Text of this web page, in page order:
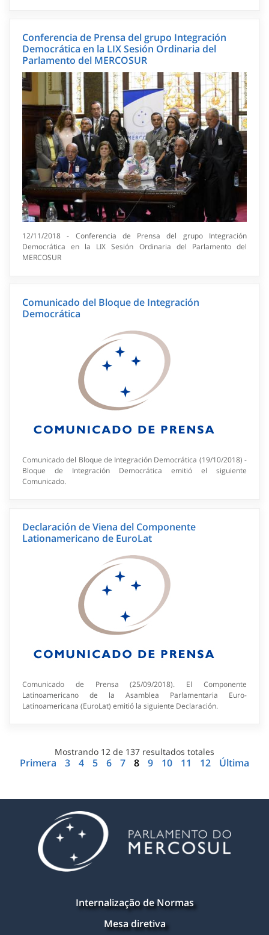
Conferencia de Prensa del grupo Integración
Democrática en la LIX Sesión Ordinaria del
Parlamento del MERCOSUR
12/11/2018 - Conferencia de Prensa del grupo Integración
Democrática en la LIX Sesión Ordinaria del Parlamento del
MERCOSUR
Comunicado del Bloque de Integración
Democrática
Comunicado del Bloque de Integración Democrática (19/10/2018) -
Bloque de Integración Democrática emitió el siguiente
Comunicado.
Declaración de Viena del Componente
Lationamericano de EuroLat
Comunicado de Prensa (25/09/2018). El Componente
Latinoamericano de la Asamblea Parlamentaria Euro-
Latinoamericana (EuroLat) emitió la siguiente Declaración.
Mostrando 12 de 137 resultados totales
Primera 3 4 5 6 7 8 9 10 11 12 Última
Internalização de Normas
Mesa diretiva